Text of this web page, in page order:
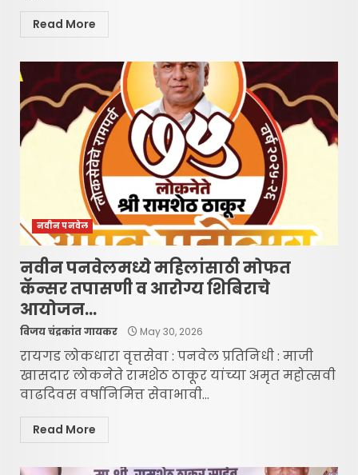
Read More
नवीन पनवेल
नवीन पनवेलमध्ये महिलांसाठी मोफत
कॅन्सर तपासणी व आरोग्य शिबिराचे
आयोजन…
विजय चंद्रकांत गायकर May 30, 2026
रायगड लोकधारा वृत्तसेवा : पनवेल प्रतिनिधी : माजी
खासदार लोकनेते रामशेठ ठाकूर यांच्या अमृत महोत्सवी
वाढदिवस वर्षानिमित्त सेवाभावी...
Read More